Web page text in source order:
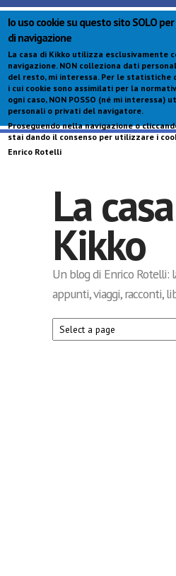
Io uso cookie su questo sito SOLO
di navigazione
La casa di Kikko utilizza esclusivamente
navigazione. NON colleziona dati
del resto, mi interessa. Per le statistiche
i cui cookie sono assimilati per la
ogni caso, NON POSSO (né mi
personali o privati del navigatore.
Proseguendo nella navigazione o
stai dando il consenso per utilizzare i
Enrico Rotelli
La
Kikko
Un blog di Enrico Rotelli:
appunti, viaggi, racconti,